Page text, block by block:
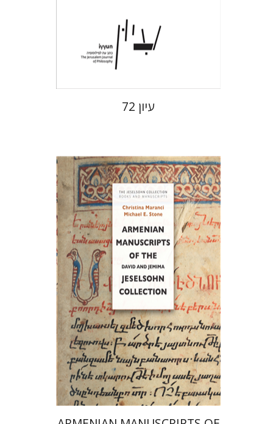
הנחת אתר ספר מודפס
$31
$28
עיון 72
כריסטינה מרנצ'י מייקל א. סטון
הנחת אתר ספר מודפס
$86
$77